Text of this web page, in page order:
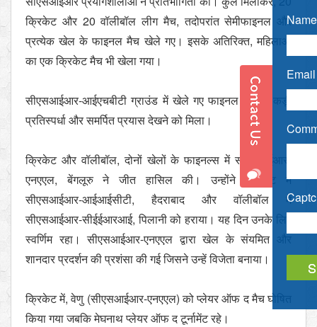
क्रिकेट और 20 वॉलीबॉल लीग मैच, तदोपरांत सेमीफाइनल और
प्रत्येक खेल के फाइनल मैच खेले गए। इसके अतिरिक्त, महिलाओं
का एक क्रिकेट मैच भी खेला गया।
सीएसआईआर-आईएचबीटी ग्राउंड में खेले गए फाइनल मैचों में कड़ी
प्रतिस्पर्धा और समर्पित प्रयास देखने को मिला।
क्रिकेट और वॉलीबॉल, दोनों खेलों के फाइनल्स में सीएसआईआर-
एनएएल, बेंगलूरु ने जीत हासिल की। उन्होंने क्रिकेट में
सीएसआईआर-आईआईसीटी, हैदराबाद और वॉलीबॉल में
सीएसआईआर-सीईईआरआई, पिलानी को हराया। यह दिन उनके लिए
स्वर्णिम रहा। सीएसआईआर-एनएएल द्वारा खेल के संयमित और
शानदार प्रदर्शन की प्रशंसा की गई जिसने उन्हें विजेता बनाया।
क्रिकेट में, वेणु (सीएसआईआर-एनएएल) को प्लेयर ऑफ द मैच घोषित
किया गया जबकि मेघनाथ प्लेयर ऑफ द टूर्नामेंट रहे।